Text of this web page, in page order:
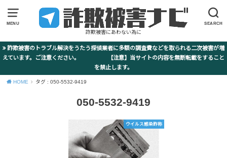
MENU SEARCH
詐欺被害にあわない為に
詐欺被害のトラブル解決をうたう探偵業者に多額の調査費などを取られる二次被害が増
えています。ご注意ください。 【注意】当サイトの内容を無断転載をすること
を禁止します。
HOME タグ : 050-5532-9419
050-5532-9419
ウイルス感染詐称